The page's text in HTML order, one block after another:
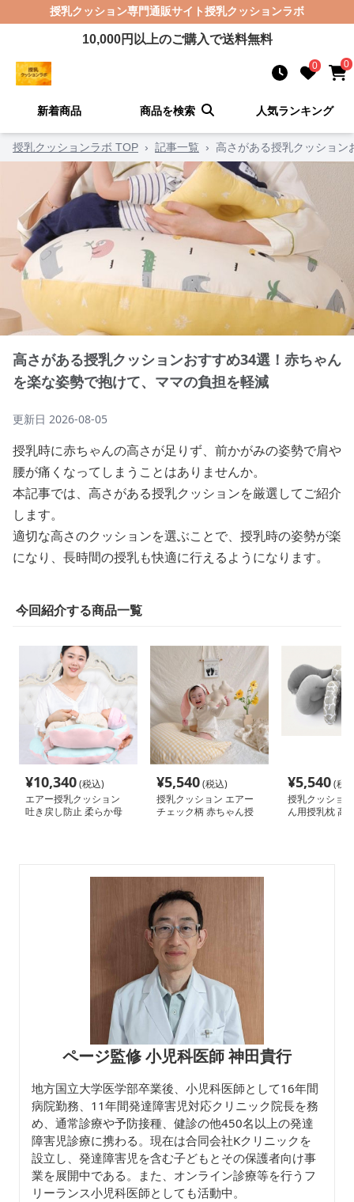
授乳クッション専門通販サイト授乳クッションラボ
10,000円以上のご購入で送料無料
0 0
新着商品 商品を検索 人気ランキング
授乳クッションラボ TOP › 記事一覧 › 高さがある授乳クッショ
高さがある授乳クッションおすすめ34選！赤ちゃん
を楽な姿勢で抱けて、ママの負担を軽減
更新日 2026-08-05
授乳時に赤ちゃんの高さが足りず、前かがみの姿勢で肩や
腰が痛くなってしまうことはありませんか。
本記事では、高さがある授乳クッションを厳選してご紹介
します。
適切な高さのクッションを選ぶことで、授乳時の姿勢が楽
になり、長時間の授乳も快適に行えるようになります。
今回紹介する商品一覧
¥10,340(税込)
エアー授乳クッション
吐き戻し防止 柔らか母
¥5,540(税込)
授乳クッション エアー
チェック柄 赤ちゃん授
¥5,540(税
授乳クッショ
ん用授乳枕 高
ページ監修 小児科医師 神田貴行
地方国立大学医学部卒業後、小児科医師として16年間
病院勤務、11年間発達障害児対応クリニック院長を務
め、通常診療や予防接種、健診の他450名以上の発達
障害児診療に携わる。現在は合同会社Kクリニックを
設立し、発達障害児を含む子どもとその保護者向け事
業を展開中である。また、オンライン診療等を行うフ
リーランス小児科医師としても活動中。